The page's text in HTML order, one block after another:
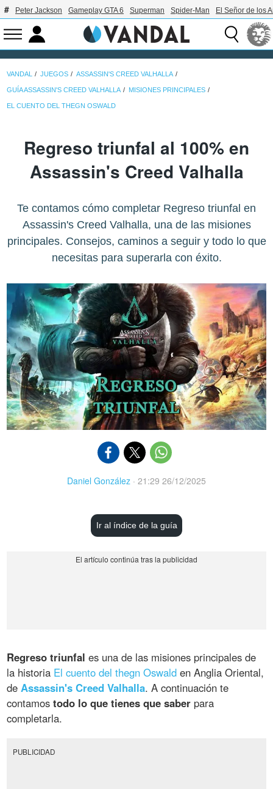
Peter Jackson Gameplay GTA 6 Superman Spider-Man El Señor de los
VANDAL JUEGOS ASSASSIN'S CREED VALHALLA
GUÍA ASSASSIN'S CREED VALHALLA MISIONES PRINCIPALES
EL CUENTO DEL THEGN OSWALD
Regreso triunfal al 100% en
Assassin's Creed Valhalla
Te contamos cómo completar Regreso triunfal en
Assassin's Creed Valhalla, una de las misiones
principales. Consejos, caminos a seguir y todo lo que
necesitas para superarla con éxito.
Daniel González · 21:29 26/12/2025
Ir al índice de la guía
Regreso triunfal es una de las misiones principales de
la historia El cuento del thegn Oswald en Anglia Oriental,
deAssassin's Creed Valhalla. A continuación te
contamostodo lo que tienes que saber para
completarla.
PUBLICIDAD